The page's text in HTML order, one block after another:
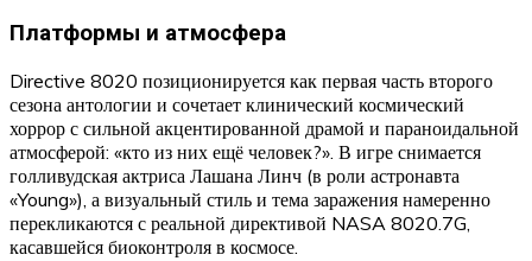
Платформы и атмосфера
Directive 8020 позиционируется как первая часть второго
сезона антологии и сочетает клинический космический
хоррор с сильной акцентированной драмой и параноидальной
атмосферой: «кто из них ещё человек?». В игре снимается
голливудская актриса Лашана Линч (в роли астронавта
«Young»), а визуальный стиль и тема заражения намеренно
перекликаются с реальной директивой NASA 8020.7G,
касавшейся биоконтроля в космосе.